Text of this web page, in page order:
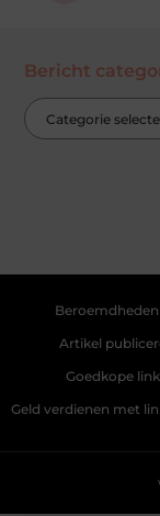
Bericht
Beroemdheden
Artikel
Goedkope
Geld verdienen met